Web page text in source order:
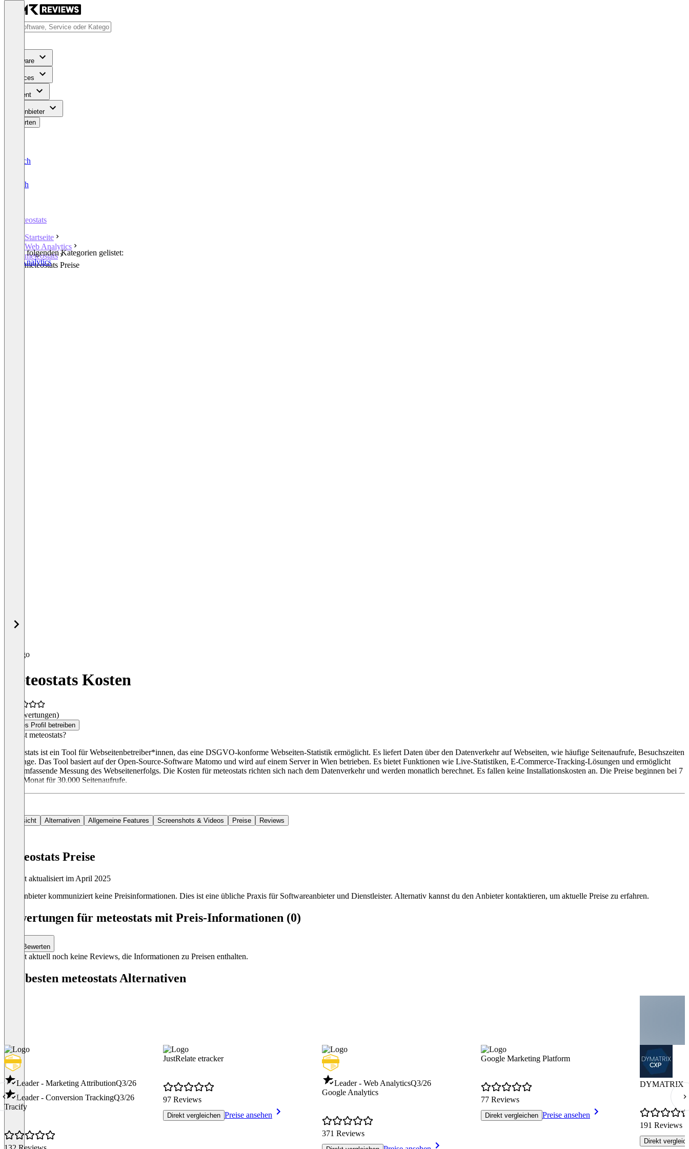
Software
Services
Content
Für Anbieter
Bewerten
Deutsch
English
meteostats
Startseite
Web Analytics
meteostats
meteostats Preise
In den folgenden Kategorien gelistet:
Web Analytics
meteostats Kosten
(0 Bewertungen)
Dieses Profil betreiben
Was ist meteostats?
Meteostats ist ein Tool für Webseitenbetreiber*innen, das eine DSGVO-konforme Webseiten-Statistik ermöglicht. Es liefert Daten über den Datenverkehr auf Webseiten, wie häufige Seitenaufrufe, Besuchszeiten
und -tage. Das Tool basiert auf der Open-Source-Software Matomo und wird auf einem Server in Wien betrieben. Es bietet Funktionen wie Live-Statistiken, E-Commerce-Tracking-Lösungen und ermöglicht
eine umfassende Messung des Webseitenerfolgs. Die Kosten für meteostats richten sich nach dem Datenverkehr und werden monatlich berechnet. Es fallen keine Installationskosten an. Die Preise beginnen bei 7
€ pro Monat für 30.000 Seitenaufrufe.
Übersicht Alternativen Allgemeine Features Screenshots & Videos Preise Reviews
meteostats Preise
Zuletzt aktualisiert im April 2025
Der Anbieter kommuniziert keine Preisinformationen. Dies ist eine übliche Praxis für Softwareanbieter und Dienstleister. Alternativ kannst du den Anbieter kontaktieren, um aktuelle Preise zu erfahren.
Bewertungen für meteostats mit Preis-Informationen (0)
Bewerten
Es gibt aktuell noch keine Reviews, die Informationen zu Preisen enthalten.
Die besten meteostats Alternativen
Leader - Marketing AttributionQ3/26
Leader - Conversion TrackingQ3/26
Tracify
JustRelate etracker
97 Reviews
Direkt vergleichen Preise ansehen
Leader - Web AnalyticsQ3/26
Google Analytics
371 Reviews
Google Marketing Platform
77 Reviews
Direkt vergleichen Preise ansehen
DYMATRIX
191 Reviews
Direkt